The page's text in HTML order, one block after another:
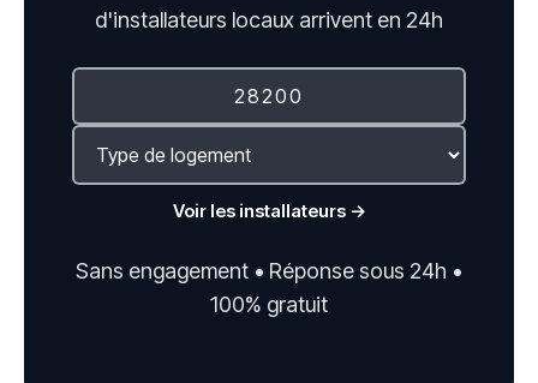
d'installateurs locaux arrivent en 24h
Voir les installateurs →
Sans engagement • Réponse sous 24h •
100% gratuit